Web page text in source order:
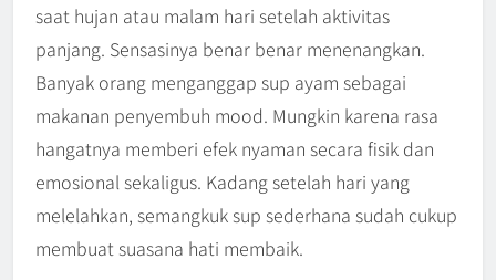
saat hujan atau malam hari setelah aktivitas
panjang. Sensasinya benar benar menenangkan.
Banyak orang menganggap sup ayam sebagai
makanan penyembuh mood. Mungkin karena rasa
hangatnya memberi efek nyaman secara fisik dan
emosional sekaligus. Kadang setelah hari yang
melelahkan, semangkuk sup sederhana sudah cukup
membuat suasana hati membaik.